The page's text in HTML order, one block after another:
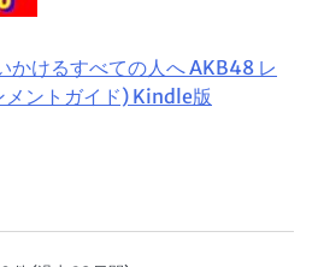
かけるすべての人へ AKB48 レ
メントガイド) Kindle版